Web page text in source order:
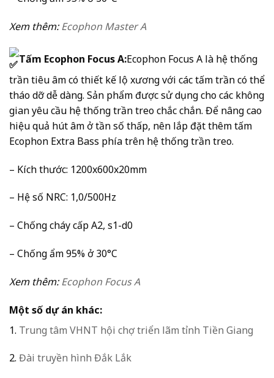
Xem thêm:Ecophon Master A
Tấm Ecophon Focus A:Ecophon Focus A là hệ thống
trần tiêu âm có thiết kế lộ xương với các tấm trần có thể
tháo dỡ dễ dàng. Sản phẩm được sử dụng cho các không
gian yêu cầu hệ thống trần treo chắc chắn. Để nâng cao
hiệu quả hút âm ở tần số thấp, nên lắp đặt thêm tấm
Ecophon Extra Bass phía trên hệ thống trần treo.
– Kích thước: 1200x600x20mm
– Hệ số NRC: 1,0/500Hz
– Chống cháy cấp A2, s1-d0
– Chống ẩm 95% ở 30°C
Xem thêm:Ecophon Focus A
Một số dự án khác:
1. Trung tâm VHNT hội chợ triển lãm tỉnh Tiền Giang
2. Đài truyền hình Đắk Lắk